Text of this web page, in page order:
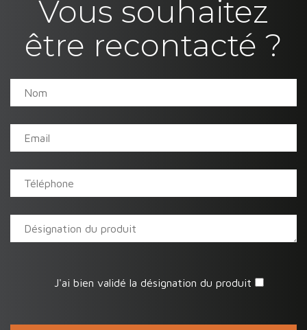
Vous souhaitez
être recontacté ?
J'ai bien validé la désignation du produit